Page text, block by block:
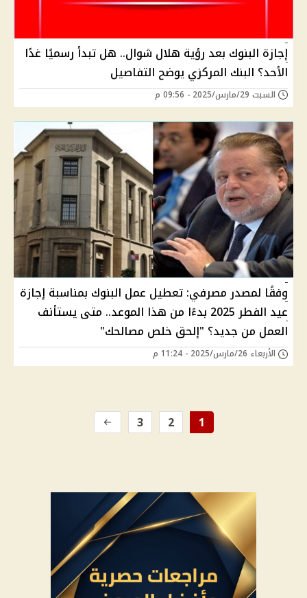
إجازة البنوك بعد رؤية هلال شوال.. هل تبدأ رسميًا غدًا
الأحد؟ البنك المركزي يوضح التفاصيل
السبت 29/مارس/2025 - 09:56 م
وفقًا لمصدر مصرفي: تعطيل عمل البنوك بمناسبة إجازة
عيد الفطر 2025 بدءًا من هذا الموعد.. متى يستأنف
العمل من جديد؟ "إلحق خلص مصالحك"
الأربعاء 26/مارس/2025 - 11:24 م
1
2
3